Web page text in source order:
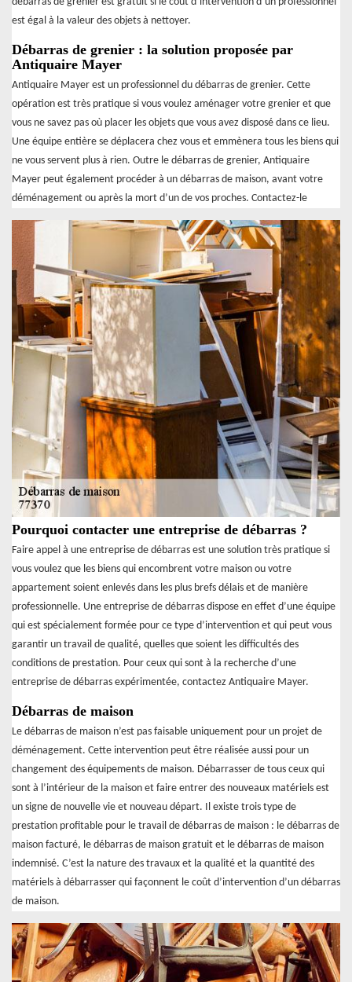
est égal à la valeur des objets à nettoyer.
Débarras de grenier : la solution proposée par
Antiquaire Mayer
Antiquaire Mayer est un professionnel du débarras de grenier. Cette
opération est très pratique si vous voulez aménager votre grenier et que
vous ne savez pas où placer les objets que vous avez disposé dans ce lieu.
Une équipe entière se déplacera chez vous et emmènera tous les biens qui
ne vous servent plus à rien. Outre le débarras de grenier, Antiquaire
Mayer peut également procéder à un débarras de maison, avant votre
déménagement ou après la mort d’un de vos proches. Contactez-le
Pourquoi contacter une entreprise de débarras ?
Faire appel à une entreprise de débarras est une solution très pratique si
vous voulez que les biens qui encombrent votre maison ou votre
appartement soient enlevés dans les plus brefs délais et de manière
professionnelle. Une entreprise de débarras dispose en effet d’une équipe
qui est spécialement formée pour ce type d’intervention et qui peut vous
garantir un travail de qualité, quelles que soient les difficultés des
conditions de prestation. Pour ceux qui sont à la recherche d’une
entreprise de débarras expérimentée, contactez Antiquaire Mayer.
Débarras de maison
Le débarras de maison n’est pas faisable uniquement pour un projet de
déménagement. Cette intervention peut être réalisée aussi pour un
changement des équipements de maison. Débarrasser de tous ceux qui
sont à l’intérieur de la maison et faire entrer des nouveaux matériels est
un signe de nouvelle vie et nouveau départ. Il existe trois type de
prestation profitable pour le travail de débarras de maison : le débarras de
maison facturé, le débarras de maison gratuit et le débarras de maison
indemnisé. C’est la nature des travaux et la qualité et la quantité des
matériels à débarrasser qui façonnent le coût d’intervention d’un débarras
de maison.